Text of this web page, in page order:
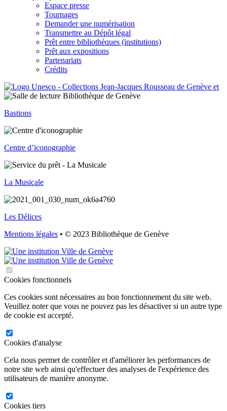
Espace presse
Tournages
Demander une numérisation
Transmettre au Dépôt légal
Prêt entre bibliothèques (institutions)
Prêt aux expositions
Partenariats
Crédits
Bastions
Centre d’iconographie
La Musicale
Les Délices
Mentions légales • © 2023 Bibliothèque de Genève
Cookies fonctionnels
Ces cookies sont nécessaires au bon fonctionnement du site web.
Veuillez noter que vous ne pouvez pas les désactiver si un autre type
de cookie est accepté.
Cookies d'analyse
Cela nous permet de contrôler et d'améliorer les performances de
notre site web ainsi qu'effectuer des analyses de l'expérience des
utilisateurs de manière anonyme.
Cookies tiers